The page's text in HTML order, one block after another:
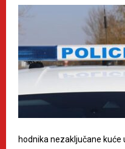
hodnika nezaključane kuće